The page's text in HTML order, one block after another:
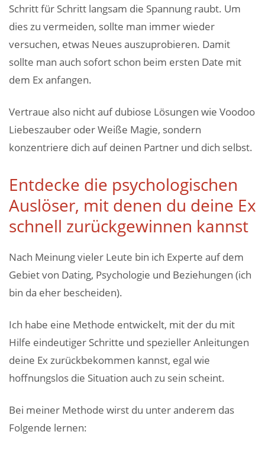
Schritt für Schritt langsam die Spannung raubt. Um
dies zu vermeiden, sollte man immer wieder
versuchen, etwas Neues auszuprobieren. Damit
sollte man auch sofort schon beim ersten Date mit
dem Ex anfangen.
Vertraue also nicht auf dubiose Lösungen wie Voodoo
Liebeszauber oder Weiße Magie, sondern
konzentriere dich auf deinen Partner und dich selbst.
Entdecke die psychologischen
Auslöser, mit denen du deine Ex
schnell zurückgewinnen kannst
Nach Meinung vieler Leute bin ich Experte auf dem
Gebiet von Dating, Psychologie und Beziehungen (ich
bin da eher bescheiden).
Ich habe eine Methode entwickelt, mit der du mit
Hilfe eindeutiger Schritte und spezieller Anleitungen
deine Ex zurückbekommen kannst, egal wie
hoffnungslos die Situation auch zu sein scheint.
Bei meiner Methode wirst du unter anderem das
Folgende lernen: